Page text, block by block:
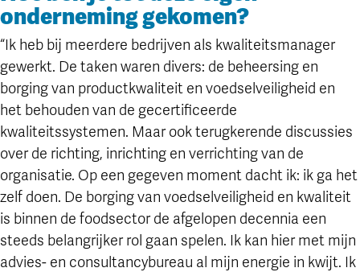
onderneming gekomen?
“Ik heb bij meerdere bedrijven als kwaliteitsmanager
gewerkt. De taken waren divers: de beheersing en
borging van productkwaliteit en voedselveiligheid en
het behouden van de gecertificeerde
kwaliteitssystemen. Maar ook terugkerende discussies
over de richting, inrichting en verrichting van de
organisatie. Op een gegeven moment dacht ik: ik ga het
zelf doen. De borging van voedselveiligheid en kwaliteit
is binnen de foodsector de afgelopen decennia een
steeds belangrijker rol gaan spelen. Ik kan hier met mijn
advies- en consultancybureau al mijn energie in kwijt. Ik